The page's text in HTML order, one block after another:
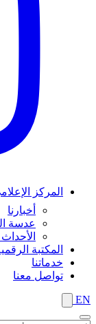
المركز
أخبارنا
عدسة
المكتبة
خدماتنا
تواصل معنا
EN